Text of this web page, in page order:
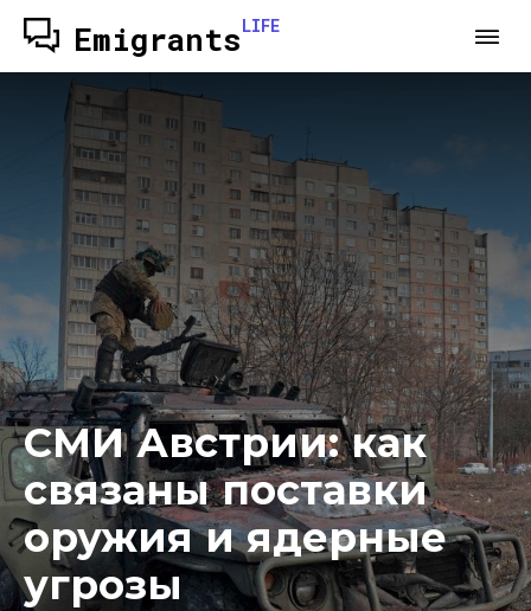
EmigrantsLIFE
СМИ Австрии: как
связаны поставки
оружия и ядерные
угрозы